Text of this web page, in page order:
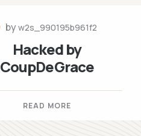
byw2s_990195b961f2
Hacked by
CoupDeGrace
READ MORE